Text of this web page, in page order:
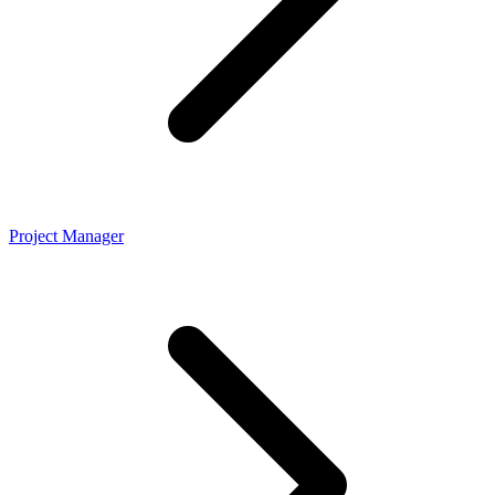
Project Manager